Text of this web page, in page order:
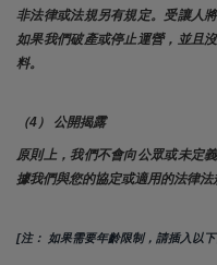
非法律或法規另有規定。受讓人
如果我們破產或停止運營，並且
料。
（4） 公開揭露
原則上，我們不會向公眾或未定
據我們與您的協定或適用的法律法
[注： 如果需要年齡限制，請插入以